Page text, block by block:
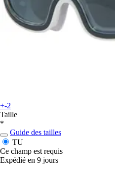
+-2
Taille
*
Guide des tailles
TU
Ce champ est requis
Expédié en 9 jours